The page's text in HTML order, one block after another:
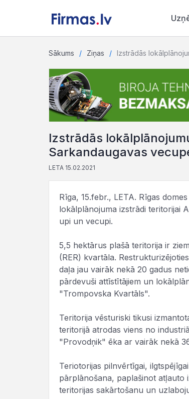
Sākums Ziņas Izstrādās
Izstrādās
Sarkandaugavas
LETA 15.02.2021
Rīga, 15.febr., LETA. Rīgas
lokālplānojuma izstrādi teritorijai
upi un vecupi.
5,5 hektārus plašā teritorija ir
(RER) kvartāla.
daļa jau vairāk nekā 20 gadus
pārdevuši attīstītājiem un
"Trompovska Kvartāls".
Teritorija vēsturiski tikusi
teritorijā atrodas viens no
"Provodņik" ēka ar vairāk nekā
Teriotorijas pilnvērtīgai,
pārplānošana, paplašinot atļauto
teritorijas sakārtošanu un